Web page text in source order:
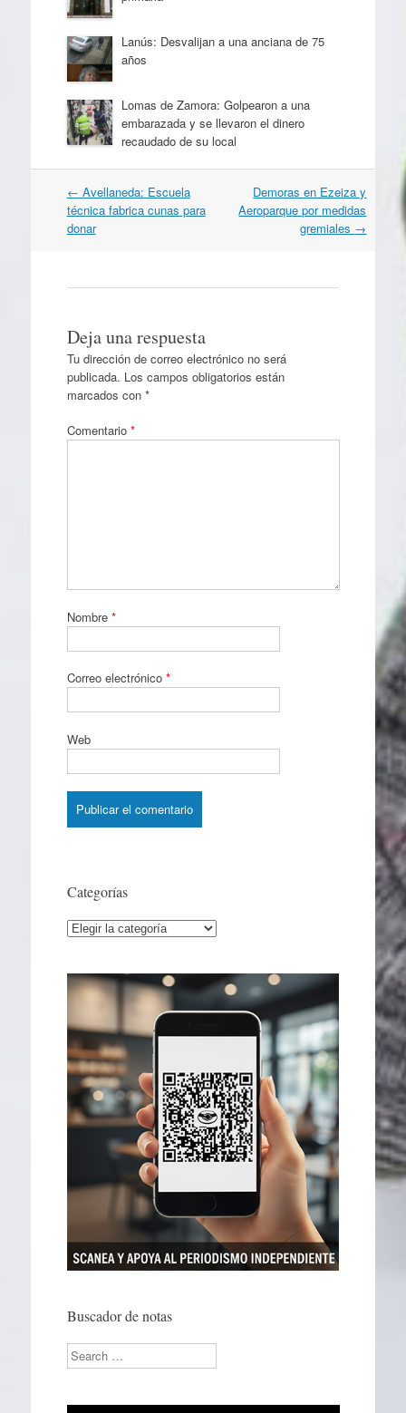
Lanús: Desvalijan a una anciana de 75
años
Lomas de Zamora: Golpearon a una
embarazada y se llevaron el dinero
recaudado de su local
Navegación
por
artículos
← Avellaneda: Escuela
técnica fabrica cunas para
donar
Demoras en Ezeiza y
Aeroparque por medidas
gremiales →
Deja una respuesta
Tu dirección de correo electrónico no será
publicada. Los campos obligatorios están
marcados con *
Comentario *
Nombre *
Correo electrónico *
Web
Categorías
Categorías
Buscador de notas
Search